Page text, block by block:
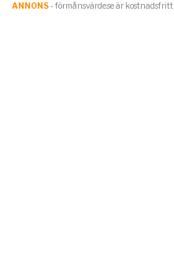
ANNONS- förmånsvärde.se är kostnadsfritt